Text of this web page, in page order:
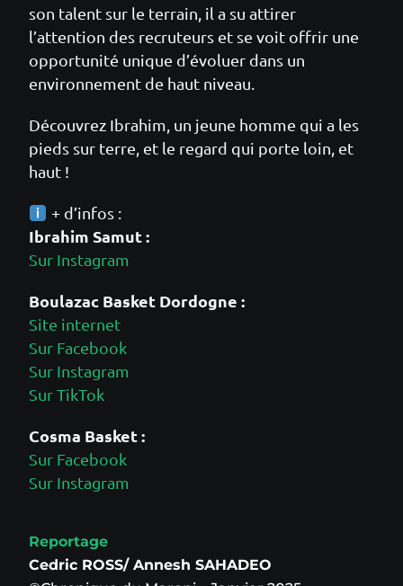
son talent sur le terrain, il a su attirer
l’attention des recruteurs et se voit offrir une
opportunité unique d’évoluer dans un
environnement de haut niveau.
Découvrez Ibrahim, un jeune homme qui a les
pieds sur terre, et le regard qui porte loin, et
haut !
+ d’infos :
Ibrahim Samut :
Sur Instagram
Boulazac Basket Dordogne :
Site internet
Sur Facebook
Sur Instagram
Sur TikTok
Cosma Basket :
Sur Facebook
Sur Instagram
Reportage
Cedric ROSS/ Annesh SAHADEO